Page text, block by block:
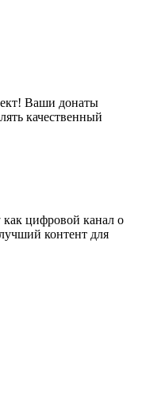
Ваши донаты
качественный
как цифровой канал о
контент для